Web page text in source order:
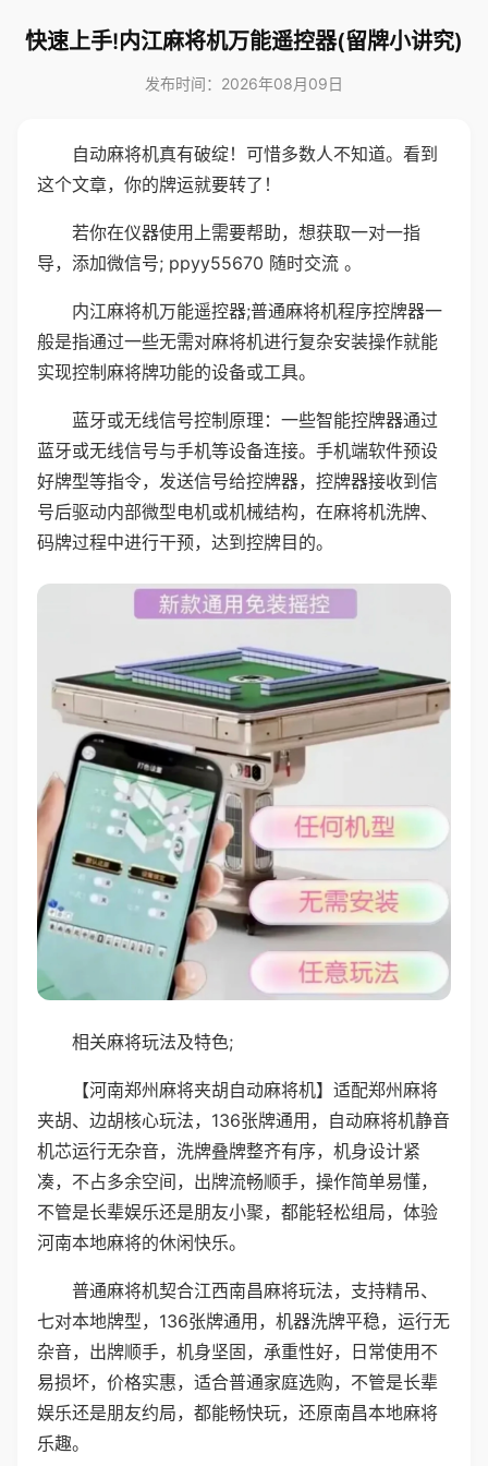
快速上手!内江麻将机万能遥控器(留牌小讲究)
发布时间：2026年08月09日
自动麻将机真有破绽！可惜多数人不知道。看到
这个文章，你的牌运就要转了！
若你在仪器使用上需要帮助，想获取一对一指
导，添加微信号; ppyy55670 随时交流 。
内江麻将机万能遥控器;普通麻将机程序控牌器一
般是指通过一些无需对麻将机进行复杂安装操作就能
实现控制麻将牌功能的设备或工具。
蓝牙或无线信号控制原理：一些智能控牌器通过
蓝牙或无线信号与手机等设备连接。手机端软件预设
好牌型等指令，发送信号给控牌器，控牌器接收到信
号后驱动内部微型电机或机械结构，在麻将机洗牌、
码牌过程中进行干预，达到控牌目的。
相关麻将玩法及特色;
【河南郑州麻将夹胡自动麻将机】适配郑州麻将
夹胡、边胡核心玩法，136张牌通用，自动麻将机静音
机芯运行无杂音，洗牌叠牌整齐有序，机身设计紧
凑，不占多余空间，出牌流畅顺手，操作简单易懂，
不管是长辈娱乐还是朋友小聚，都能轻松组局，体验
河南本地麻将的休闲快乐。
普通麻将机契合江西南昌麻将玩法，支持精吊、
七对本地牌型，136张牌通用，机器洗牌平稳，运行无
杂音，出牌顺手，机身坚固，承重性好，日常使用不
易损坏，价格实惠，适合普通家庭选购，不管是长辈
娱乐还是朋友约局，都能畅快玩，还原南昌本地麻将
乐趣。